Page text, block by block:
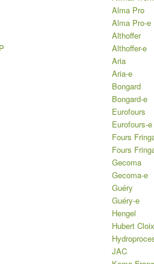
Alma Pro
Alma Pro-e
Althoffer
Althoffer-e
Aria
Aria-e
Bongard
Bongard-e
Eurofours
Eurofours-e
Fours
Fours
Gecoma
Gecoma-e
Guéry
Guéry-e
Hengel
Hubert Cloix
JAC